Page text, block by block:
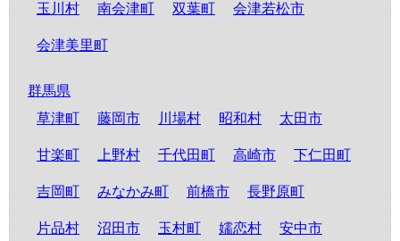
玉川村 南会津町 双葉町 会津若松市
会津美里町
群馬県
草津町
藤岡市 川場村 昭和村 太田市
甘楽町 上野村 千代田町 高崎市 下仁田町
吉岡町 みなかみ町 前橋市 長野原町
片品村 沼田市 玉村町 嬬恋村 安中市